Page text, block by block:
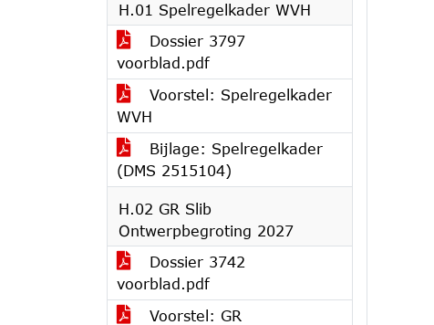
H.01 Spelregelkader WVH
Dossier 3797
voorblad.pdf
Voorstel: Spelregelkader
WVH
Bijlage: Spelregelkader
(DMS 2515104)
H.02 GR Slib
Ontwerpbegroting 2027
Dossier 3742
voorblad.pdf
Voorstel: GR